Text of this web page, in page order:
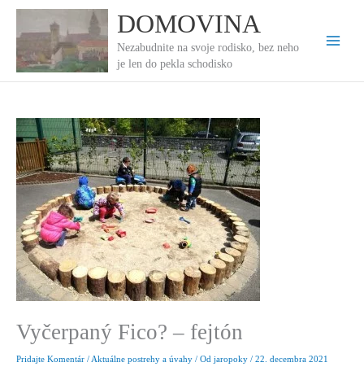
obsah
DOMOVINA
Nezabudnite na svoje rodisko, bez neho
je len do pekla schodisko
Vyčerpaný Fico? – fejtón
Pridajte Komentár / Aktuálne postrehy a úvahy / Od jaropoky / 22. decembra 2021